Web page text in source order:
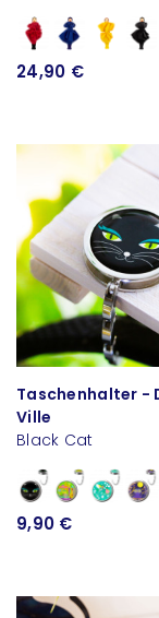
24,90 €
Taschenhalter -
Ville
Black Cat
9,90 €